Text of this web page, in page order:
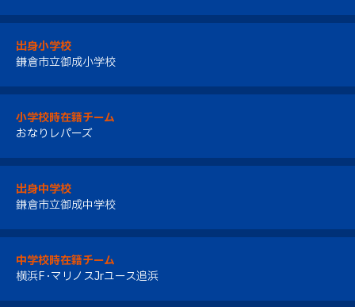
出身小学校
鎌倉市立御成小学校
小学校時在籍チーム
おなりレパーズ
出身中学校
鎌倉市立御成中学校
中学校時在籍チーム
横浜F･マリノスJrユース追浜